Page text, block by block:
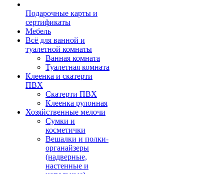
Подарочные карты и
сертификаты
Мебель
Всё для ванной и
туалетной комнаты
Ванная комната
Туалетная комната
Клеенка и скатерти
ПВХ
Скатерти ПВХ
Клеенка рулонная
Хозяйственные мелочи
Сумки и
косметички
Вешалки и полки-
органайзеры
(надверные,
настенные и